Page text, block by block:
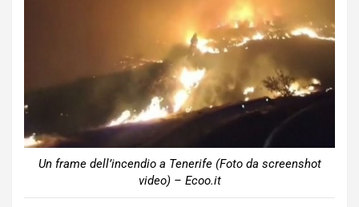
Un frame dell’incendio a Tenerife (Foto da screenshot
video) – Ecoo.it